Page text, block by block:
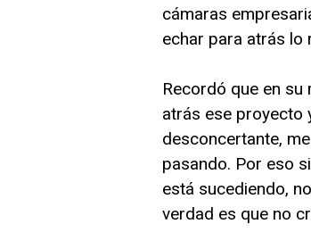
cámaras
echar para atrás lo
Recordó que en
atrás ese proyecto
desconcertante,
pasando. Por eso
está sucediendo,
verdad es que no